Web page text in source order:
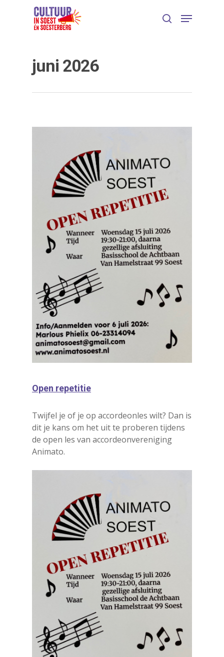
Druk op Enter om te starten met zoeken
of ESC om te sluiten
juni 2026
Open repetitie
Twijfel je of je op accordeonles wilt? Dan is
dit je kans om het uit te proberen tijdens
de open les van accordeonvereniging
Animato.